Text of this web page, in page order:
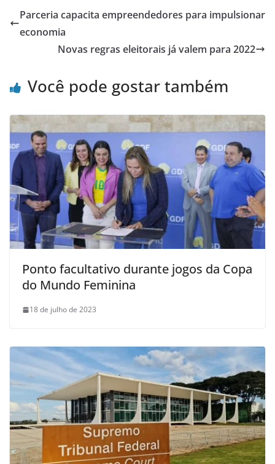
Parceria capacita empreendedores para impulsionar
economia
Novas regras eleitorais já valem para 2022
Você pode gostar também
Ponto facultativo durante jogos da Copa
do Mundo Feminina
18 de julho de 2023